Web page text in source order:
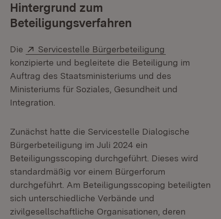
Hintergrund zum
Beteiligungsverfahren
Die Extern:
Servicestelle Bürgerbeteiligung
konzipierte und begleitete die Beteiligung im
Auftrag des Staatsministeriums und des
Ministeriums für Soziales, Gesundheit und
Integration.
Zunächst hatte die Servicestelle Dialogische
Bürgerbeteiligung im Juli 2024 ein
Beteiligungsscoping durchgeführt. Dieses wird
standardmäßig vor einem Bürgerforum
durchgeführt. Am Beteiligungsscoping beteiligten
sich unterschiedliche Verbände und
zivilgesellschaftliche Organisationen, deren